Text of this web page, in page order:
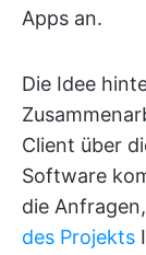
Apps an.
Die Idee
Client über
Software
die
des Projekts